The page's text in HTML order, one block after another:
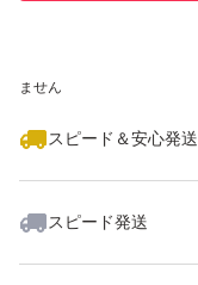
ません
スピード＆安心発送
スピード発送